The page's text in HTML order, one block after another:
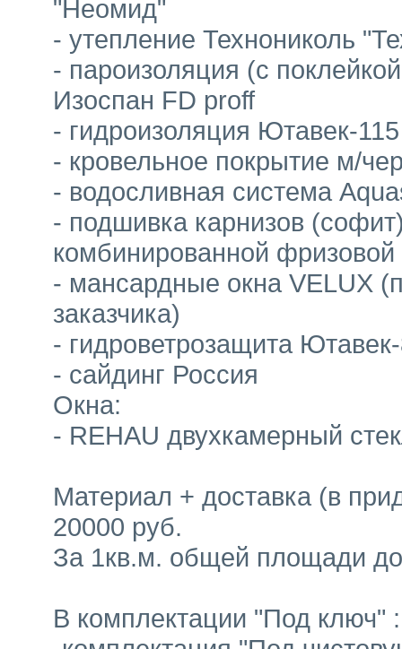
"Неомид"
- утепление Технониколь
- пароизоляция (с
Изоспан FD proff
- гидроизоляция Ютавек-115
- кровельное покрытие м/
- водосливная система
- подшивка карнизов
комбинированной фризовой
- мансардные окна VELUX
заказчика)
- гидроветрозащита
- сайдинг Россия
Окна:
- REHAU двухкамерный
Материал + доставка (в
20000 руб.
За 1кв.м. общей площади
В комплектации "Под ключ" :